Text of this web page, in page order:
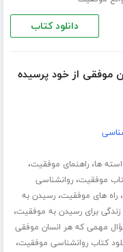
دانلود کتاب
انسان‌ موفقی از خود پرسیده
ها،راهنمای موفقیت،
موفقیت،روانشناسی
،راه های موفقیت،رسیدن به
زندگی برای رسیدن به موفقیت،
سؤال مهمی که هر انسان‌ موفقی
کتاب روانشناسی موفقیت،